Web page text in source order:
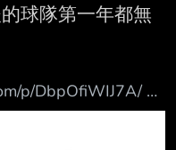
球隊第一年都無
p/DbpOfiWIJ7A/ 內
發文： 或許